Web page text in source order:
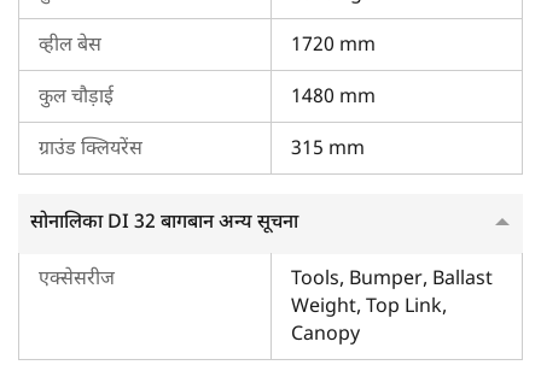
व्हील बेस 1720 mm
कुल चौड़ाई 1480 mm
ग्राउंड क्लियरेंस 315 mm
सोनालिका DI 32 बागबान अन्य सूचना
एक्सेसरीज
Tools, Bumper, Ballast
Weight, Top Link,
Canopy